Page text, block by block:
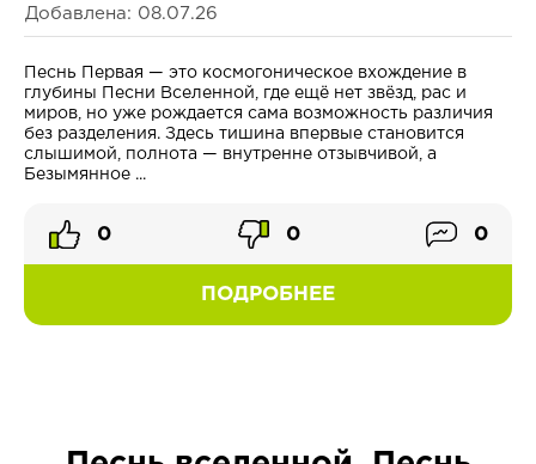
Добавлена: 08.07.26
Песнь Первая — это космогоническое вхождение в
глубины Песни Вселенной, где ещё нет звёзд, рас и
миров, но уже рождается сама возможность различия
без разделения. Здесь тишина впервые становится
слышимой, полнота — внутренне отзывчивой, а
Безымянное ...
ПОДРОБНЕЕ
0 0 0